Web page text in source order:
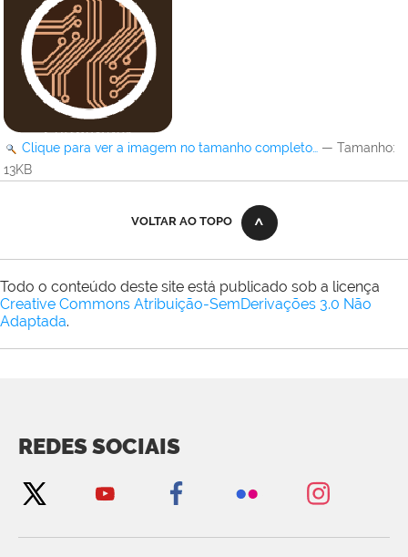
Clique para ver a imagem no tamanho completo… — Tamanho:
13KB
VOLTAR AO TOPO
Todo o conteúdo deste site está publicado sob a licença
Creative Commons Atribuição-SemDerivações 3.0 Não
Adaptada.
REDES SOCIAIS